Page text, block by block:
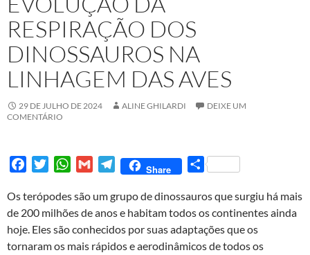
RESPIRAÇÃO DOS
DINOSSAUROS NA
LINHAGEM DAS AVES
29 DE JULHO DE 2024 ALINE GHILARDI
DEIXE UM
COMENTÁRIO
c
e
b
o
i
t
t
e
W
a
t
s
A
G
a
i
l
T
l
e
g
r
Share
S
a
r
e
Os terópodes são um grupo de dinossauros que surgiu há mais
de 200 milhões de anos e habitam todos os continentes ainda
hoje. Eles são conhecidos por suas adaptações que os
tornaram os mais rápidos e aerodinâmicos de todos os